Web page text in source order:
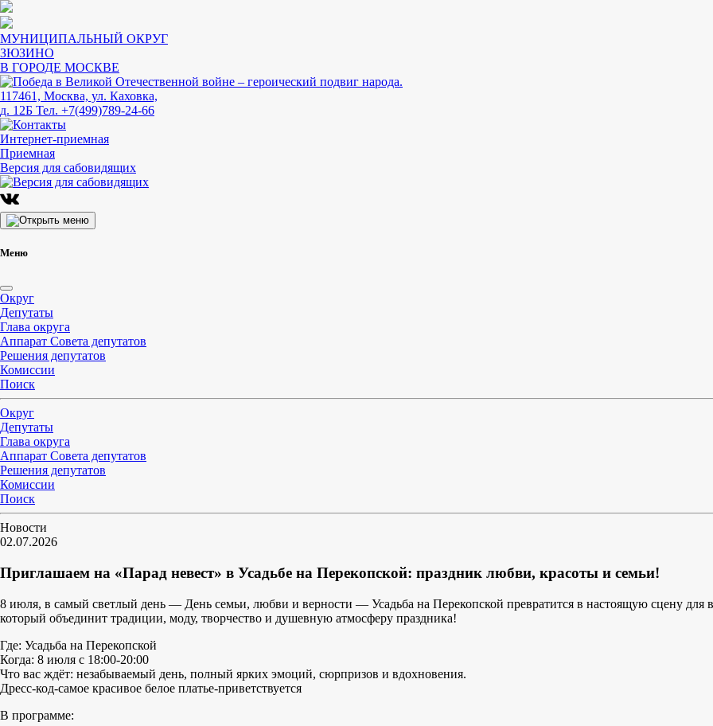
МУНИЦИПАЛЬНЫЙ ОКРУГ
ЗЮЗИНО
В ГОРОДЕ МОСКВЕ
117461, Москва, ул. Каховка,
д. 12Б Тел. +7(499)789-24-66
Интернет-приемная
Приемная
Версия для сабовидящих
Меню
Округ
Депутаты
Глава округа
Аппарат Совета депутатов
Решения депутатов
Комиссии
Поиск
Округ
Депутаты
Глава округа
Аппарат Совета депутатов
Решения депутатов
Комиссии
Поиск
Новости
02.07.2026
Приглашаем на «Парад невест» в Усадьбе на Перекопской: праздник любви, красоты и семьи!
8 июля, в самый светлый день — День семьи, любви и верности — Усадьба на Перекопской превратится в настоящую сцену для
который объединит традиции, моду, творчество и душевную атмосферу праздника!
Где: Усадьба на Перекопской
Когда: 8 июля с 18:00-20:00
Что вас ждёт: незабываемый день, полный ярких эмоций, сюрпризов и вдохновения.
Дресс-код-самое красивое белое платье-приветствуется
В программе: